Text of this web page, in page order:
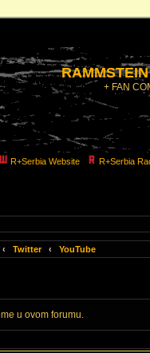
+ FAN
R+Serbia Website R+Serbia
‹ Twitter ‹ YouTube
u ovom forumu.